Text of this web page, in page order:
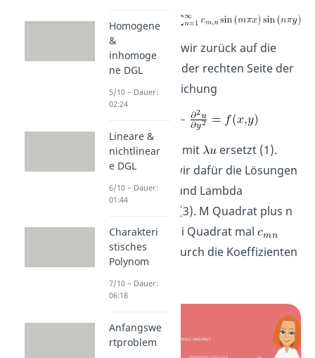
Jetzt kommen wir zurück auf die
Funktion f auf der rechten Seite der
Differentialgleichung
F hatten wir ja mit
ersetzt (1).
Jetzt können wir dafür die Lösungen
einsetzen (2) und Lambda
ausschreiben (3). M Quadrat plus n
Quadrat mal Pi Quadrat mal
ersetzen wir durch die Koeffizienten
Homogene
&
inhomoge
ne DGL
5/10 – Dauer:
02:24
Lineare &
nichtlinear
e DGL
6/10 – Dauer:
01:44
Charakteri
stisches
Polynom
7/10 – Dauer:
06:18
Anfangswe
rtproblem